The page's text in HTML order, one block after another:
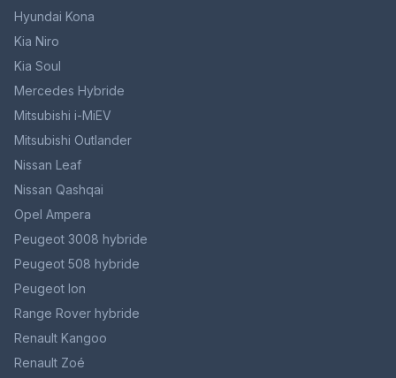
Hyundai Kona
Kia Niro
Kia Soul
Mercedes Hybride
Mitsubishi i-MiEV
Mitsubishi Outlander
Nissan Leaf
Nissan Qashqai
Opel Ampera
Peugeot 3008 hybride
Peugeot 508 hybride
Peugeot Ion
Range Rover hybride
Renault Kangoo
Renault Zoé